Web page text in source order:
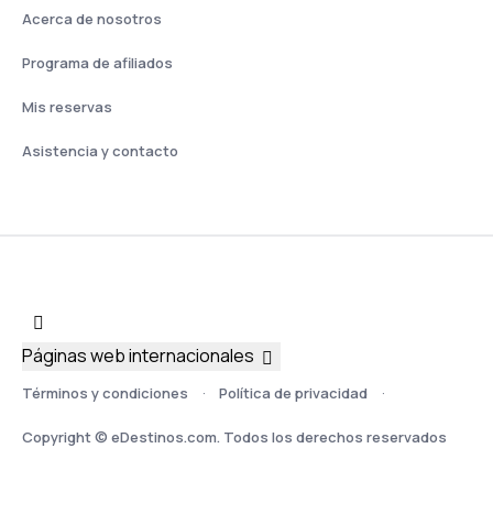
Acerca de nosotros
Programa de afiliados
Mis reservas
Asistencia y contacto
Términos y condiciones Política de privacidad
Copyright © eDestinos.com. Todos los derechos reservados
Páginas web internacionales